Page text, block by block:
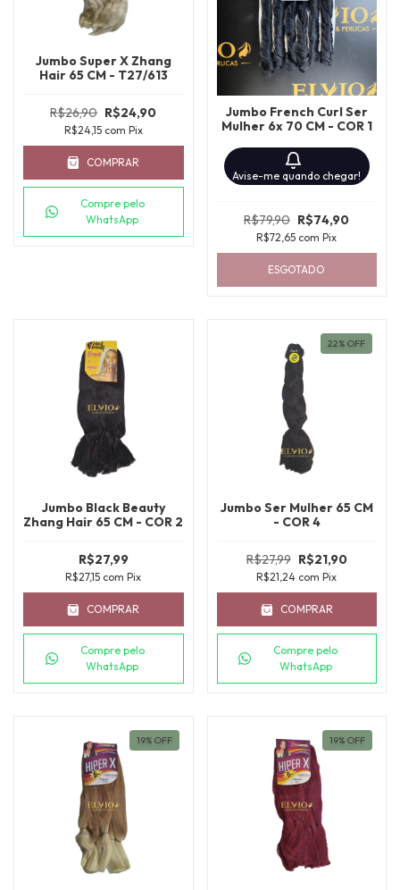
Jumbo Super X Zhang
Hair 65 CM - T27/613
R$26,90 R$24,90
R$24,15 com Pix
COMPRAR
Compre pelo
WhatsApp
Jumbo French Curl Ser
Mulher 6x 70 CM - COR 1
Avise-me quando chegar!
R$79,90 R$74,90
R$72,65 com Pix
ESGOTADO
Jumbo Black Beauty
Zhang Hair 65 CM - COR 2
R$27,99
R$27,15 com Pix
COMPRAR
Compre pelo
WhatsApp
22% OFF
Jumbo Ser Mulher 65 CM
- COR 4
R$27,99 R$21,90
R$21,24 com Pix
COMPRAR
Compre pelo
WhatsApp
19% OFF 19% OFF